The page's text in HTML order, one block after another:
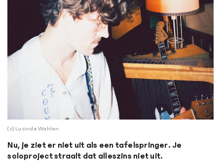
(c) Lucinde Wahlen
Nu, je ziet er niet uit als een tafelspringer. Je
soloproject straalt dat alleszins niet uit.